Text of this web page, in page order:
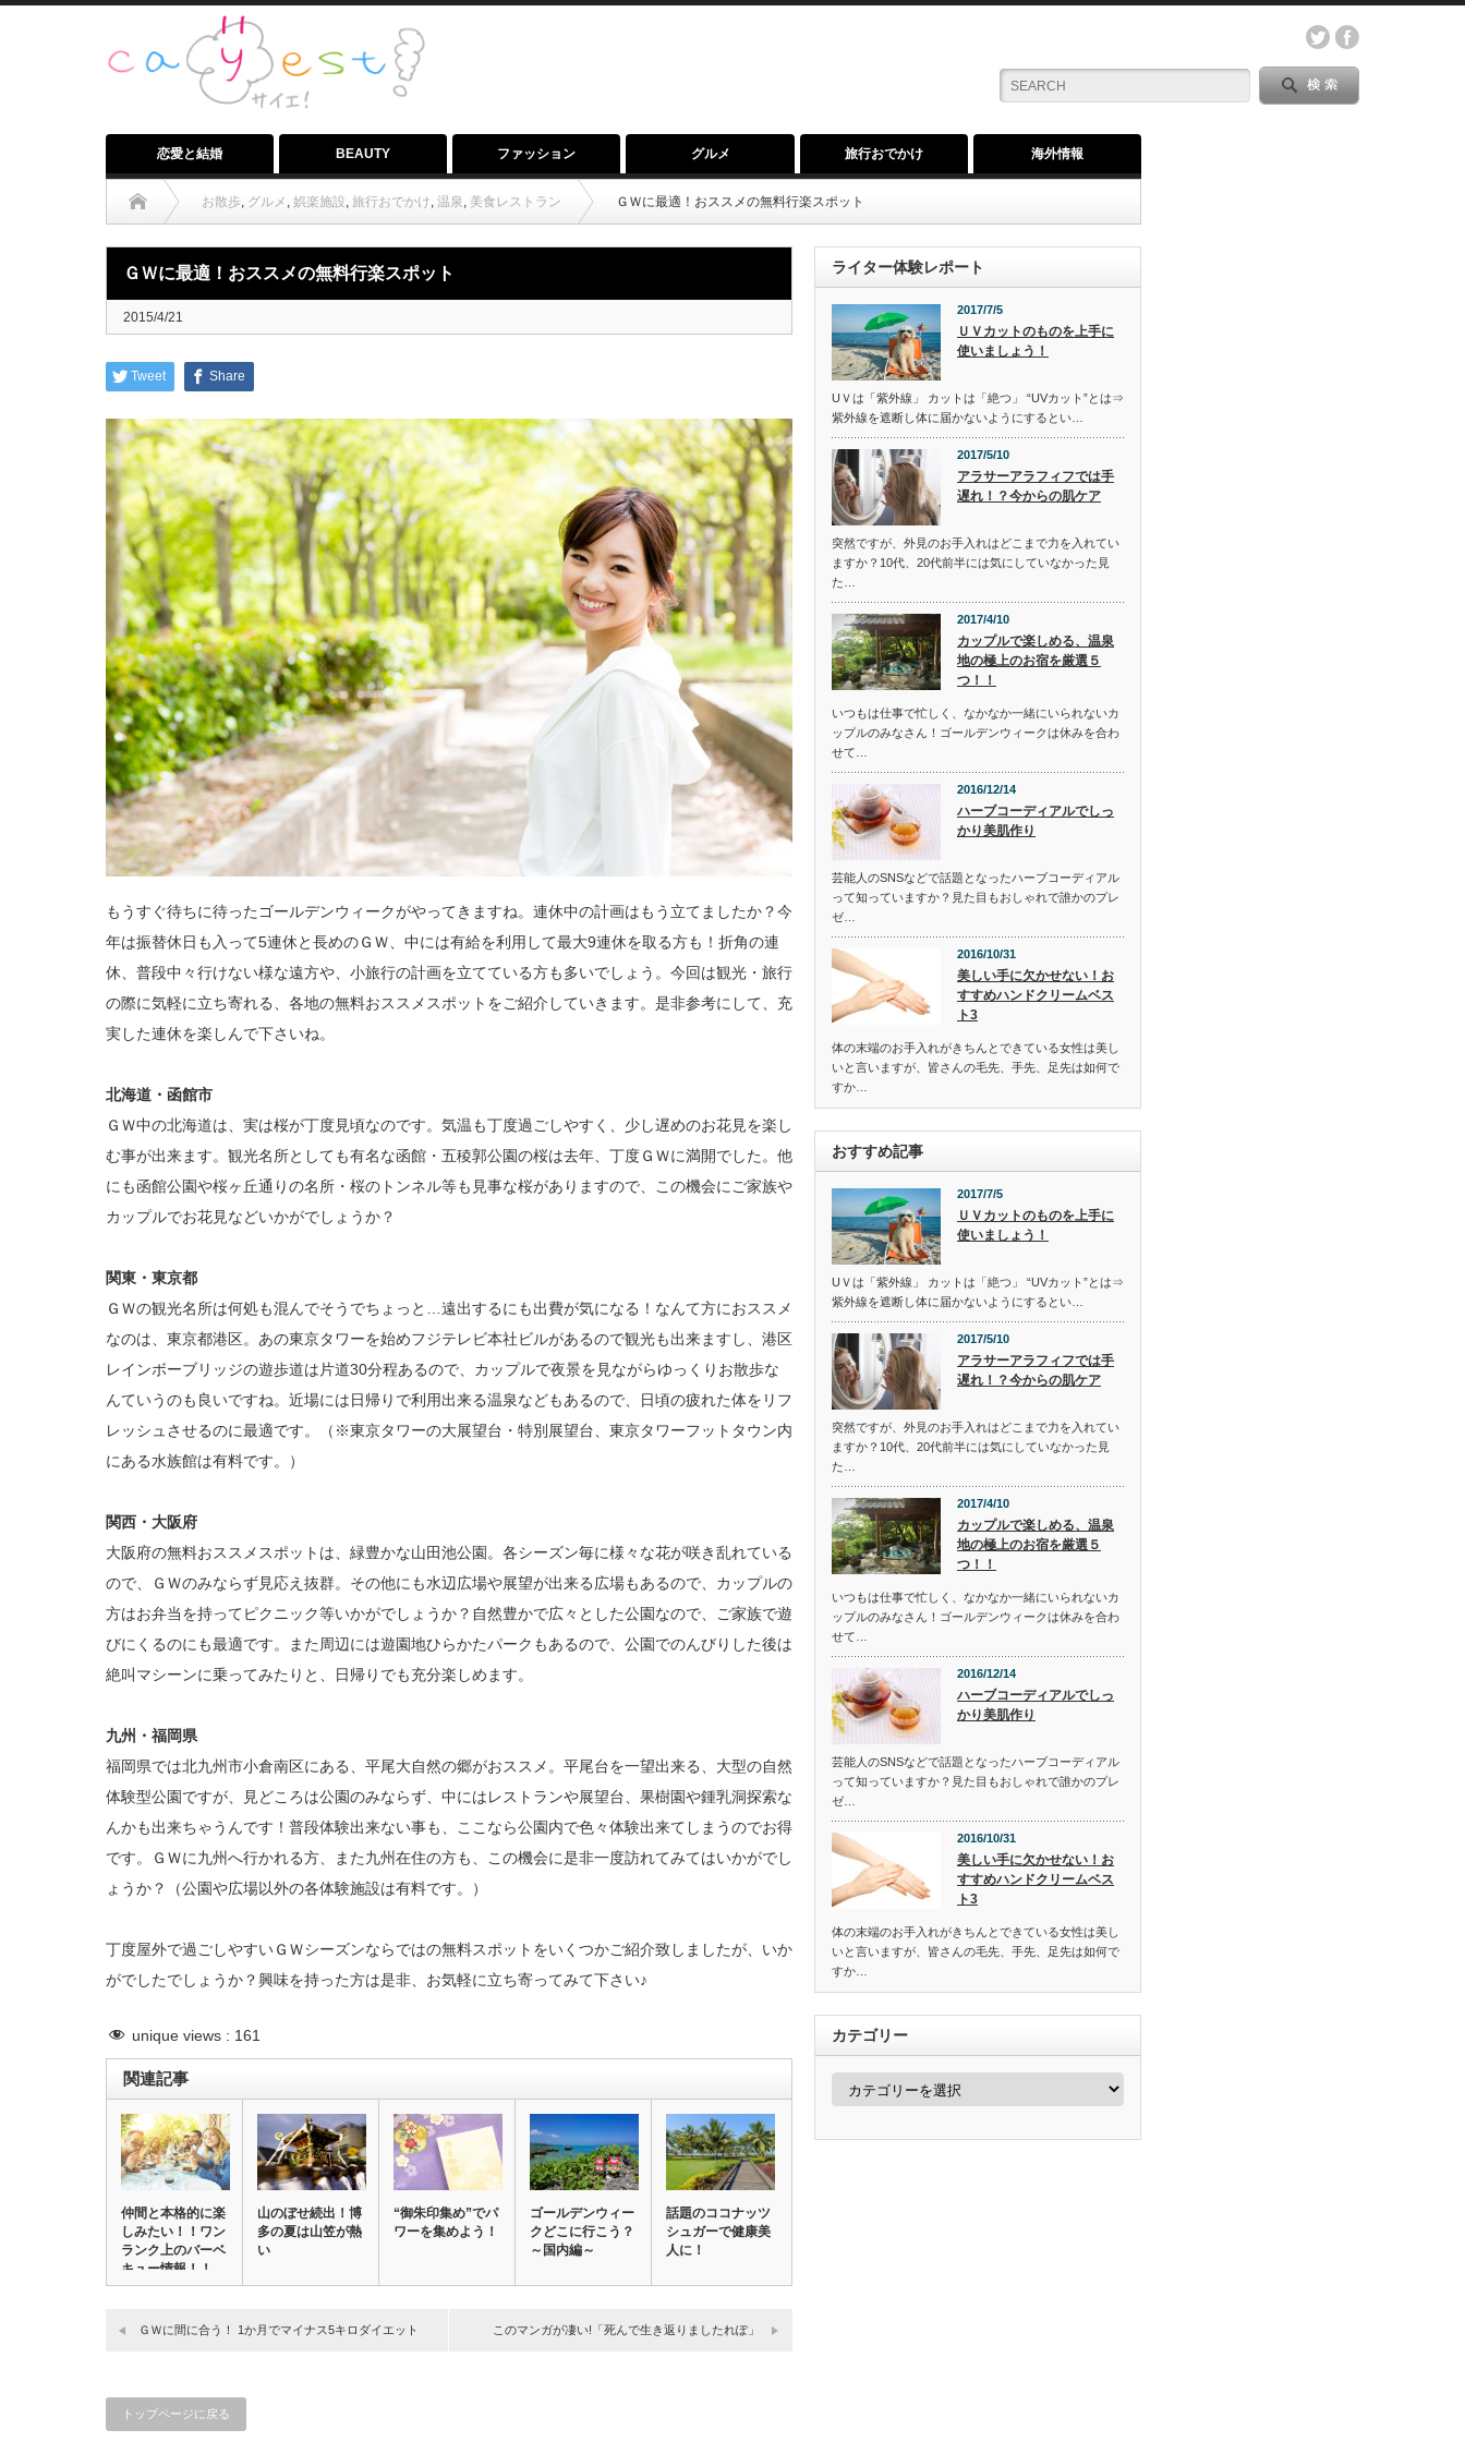
恋愛と結婚 BEAUTY ファッション グルメ 旅行おでかけ 海外情報
お散歩, グルメ , 娯楽施設, 旅行おでかけ, 温泉, 美食レストラン ＧＷに最適！おススメの無料行楽スポット
ＧＷに最適！おススメの無料行楽スポット
2015/4/21
Tweet Share
もうすぐ待ちに待ったゴールデンウィークがやってきますね。連休中の計画はもう立てましたか？今
年は振替休日も入って5連休と長めのＧＷ、中には有給を利用して最大9連休を取る方も！折角の連
休、普段中々行けない様な遠方や、小旅行の計画を立てている方も多いでしょう。今回は観光・旅行
の際に気軽に立ち寄れる、各地の無料おススメスポットをご紹介していきます。是非参考にして、充
実した連休を楽しんで下さいね。
北海道・函館市
ＧＷ中の北海道は、実は桜が丁度見頃なのです。気温も丁度過ごしやすく、少し遅めのお花見を楽し
む事が出来ます。観光名所としても有名な函館・五稜郭公園の桜は去年、丁度ＧＷに満開でした。他
にも函館公園や桜ヶ丘通りの名所・桜のトンネル等も見事な桜がありますので、この機会にご家族や
カップルでお花見などいかがでしょうか？
関東・東京都
ＧＷの観光名所は何処も混んでそうでちょっと…遠出するにも出費が気になる！なんて方におススメ
なのは、東京都港区。あの東京タワーを始めフジテレビ本社ビルがあるので観光も出来ますし、港区
レインボーブリッジの遊歩道は片道30分程あるので、カップルで夜景を見ながらゆっくりお散歩な
んていうのも良いですね。近場には日帰りで利用出来る温泉などもあるので、日頃の疲れた体をリフ
レッシュさせるのに最適です。（※東京タワーの大展望台・特別展望台、東京タワーフットタウン内
にある水族館は有料です。）
関西・大阪府
大阪府の無料おススメスポットは、緑豊かな山田池公園。各シーズン毎に様々な花が咲き乱れている
ので、ＧＷのみならず見応え抜群。その他にも水辺広場や展望が出来る広場もあるので、カップルの
方はお弁当を持ってピクニック等いかがでしょうか？自然豊かで広々とした公園なので、ご家族で遊
びにくるのにも最適です。また周辺には遊園地ひらかたパークもあるので、公園でのんびりした後は
絶叫マシーンに乗ってみたりと、日帰りでも充分楽しめます。
九州・福岡県
福岡県では北九州市小倉南区にある、平尾大自然の郷がおススメ。平尾台を一望出来る、大型の自然
体験型公園ですが、見どころは公園のみならず、中にはレストランや展望台、果樹園や鍾乳洞探索な
んかも出来ちゃうんです！普段体験出来ない事も、ここなら公園内で色々体験出来てしまうのでお得
です。ＧＷに九州へ行かれる方、また九州在住の方も、この機会に是非一度訪れてみてはいかがでし
ょうか？（公園や広場以外の各体験施設は有料です。）
丁度屋外で過ごしやすいＧＷシーズンならではの無料スポットをいくつかご紹介致しましたが、いか
がでしたでしょうか？興味を持った方は是非、お気軽に立ち寄ってみて下さい♪
unique views : 161
関連記事
仲間と本格的に楽
しみたい！！ワン
ランク上のバーベ
キュー情報！！
山のぼせ続出！博
多の夏は山笠が熱
い
“御朱印集め”でパ
ワーを集めよう！
ゴールデンウィー
クどこに行こう？
～国内編～
話題のココナッツ
シュガーで健康美
人に！
ＧＷに間に合う！ 1か月でマイナス5キロダイエット このマンガが凄い!「死んで生き返りましたれぽ」
トップページに戻る
ライター体験レポート
2017/7/5
ＵＶカットのものを上手に
使いましょう！
UＶは「紫外線」 カットは「絶つ」 “UVカット”とは⇒
紫外線を遮断し体に届かないようにするとい…
2017/5/10
アラサーアラフィフでは手
遅れ！？今からの肌ケア
突然ですが、外見のお手入れはどこまで力を入れてい
ますか？10代、20代前半には気にしていなかった見
た…
2017/4/10
カップルで楽しめる、温泉
地の極上のお宿を厳選５
つ！！
いつもは仕事で忙しく、なかなか一緒にいられないカ
ップルのみなさん！ゴールデンウィークは休みを合わ
せて…
2016/12/14
ハーブコーディアルでしっ
かり美肌作り
芸能人のSNSなどで話題となったハーブコーディアル
って知っていますか？見た目もおしゃれで誰かのプレ
ゼ…
2016/10/31
美しい手に欠かせない！お
すすめハンドクリームベス
ト3
体の末端のお手入れがきちんとできている女性は美し
いと言いますが、皆さんの毛先、手先、足先は如何で
すか…
おすすめ記事
2017/7/5
ＵＶカットのものを上手に
使いましょう！
UＶは「紫外線」 カットは「絶つ」 “UVカット”とは⇒
紫外線を遮断し体に届かないようにするとい…
2017/5/10
アラサーアラフィフでは手
遅れ！？今からの肌ケア
突然ですが、外見のお手入れはどこまで力を入れてい
ますか？10代、20代前半には気にしていなかった見
た…
2017/4/10
カップルで楽しめる、温泉
地の極上のお宿を厳選５
つ！！
いつもは仕事で忙しく、なかなか一緒にいられないカ
ップルのみなさん！ゴールデンウィークは休みを合わ
せて…
2016/12/14
ハーブコーディアルでしっ
かり美肌作り
芸能人のSNSなどで話題となったハーブコーディアル
って知っていますか？見た目もおしゃれで誰かのプレ
ゼ…
2016/10/31
美しい手に欠かせない！お
すすめハンドクリームベス
ト3
体の末端のお手入れがきちんとできている女性は美し
いと言いますが、皆さんの毛先、手先、足先は如何で
すか…
カテゴリー
カ
ー